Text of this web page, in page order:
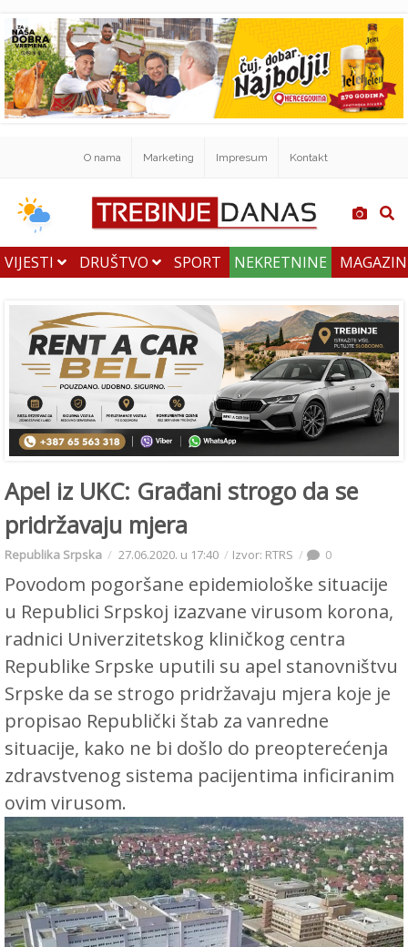
O nama Marketing Impresum Kontakt
VIJESTI DRUŠTVO SPORT NEKRETNINE
Apel iz UKC: Građani strogo da se
pridržavaju mjera
Republika Srpska 27.06.2020. u 17:40 Izvor: RTRS 0
Povodom pogoršane epidemiološke situacije
u Republici Srpskoj izazvane virusom korona,
radnici Univerzitetskog kliničkog centra
Republike Srpske uputili su apel stanovništvu
Srpske da se strogo pridržavaju mjera koje je
propisao Republički štab za vanredne
situacije, kako ne bi došlo do preopterećenja
zdravstvenog sistema pacijentima inficiranim
ovim virusom.